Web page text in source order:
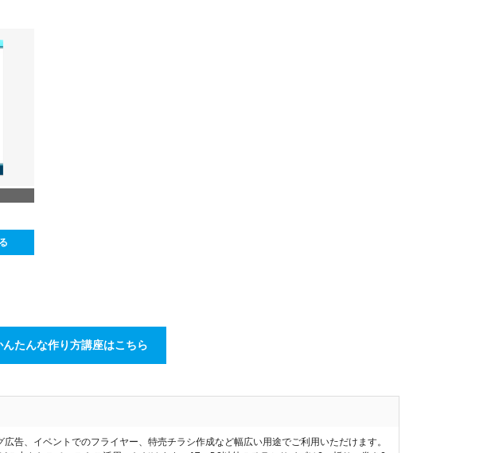
たんな作り方講座はこちら
告、イベントでのフライヤー、特売チラシ作成など幅広い用途でご利用いただけます。